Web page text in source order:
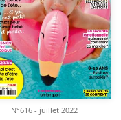
N°616 - juillet 2022